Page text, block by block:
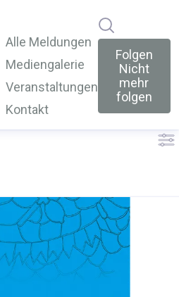
Alle Meldungen
Mediengalerie (current)
Veranstaltungen
Kontakt
Folgen
Nicht
mehr
folgen